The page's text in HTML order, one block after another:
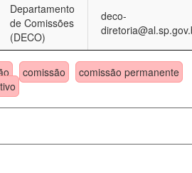
Departamento
de Comissões
(DECO)
deco-
comissão
comissão permanente